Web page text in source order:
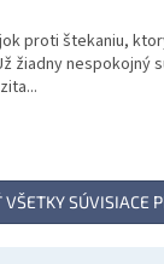
proti štekaniu,
žiadny nespokojný
SÚVISIACE